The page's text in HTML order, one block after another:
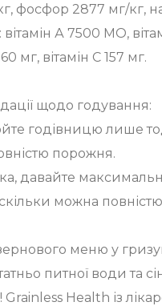
фосфор 2877 мг/кг,
А 7500 МО,
мг, вітамін С 157 мг.
щодо годування:
годівницю лише
порожня.
давайте
можна повністю
меню у
питної води та
Health із